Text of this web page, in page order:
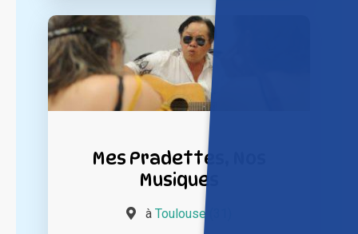
Mes Pradettes, Nos
Musiques
à Toulouse (31)